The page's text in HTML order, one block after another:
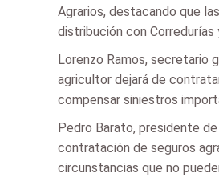
Agrarios, destacando que
distribución con
Lorenzo Ramos, secretario
agricultor dejará de
compensar siniestros
Pedro Barato, presidente
contratación de seguros
circunstancias que no